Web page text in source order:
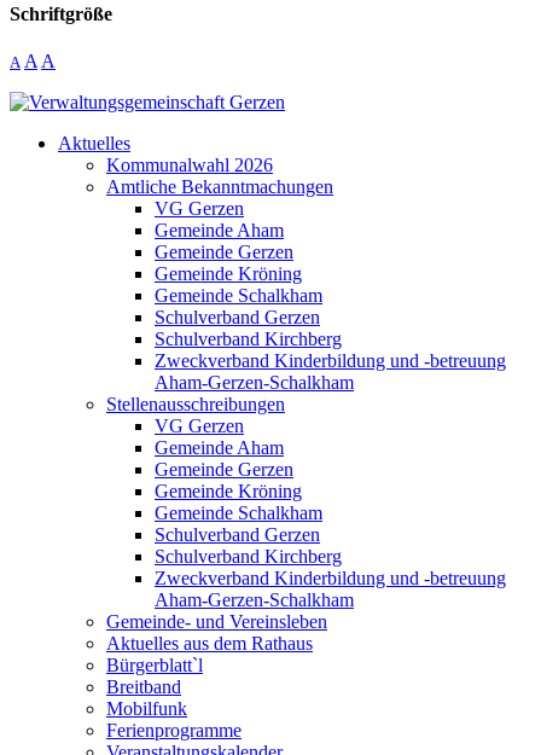
Schriftgröße
A A A
Aktuelles
Kommunalwahl 2026
Amtliche Bekanntmachungen
VG Gerzen
Gemeinde Aham
Gemeinde Gerzen
Gemeinde Kröning
Gemeinde Schalkham
Schulverband Gerzen
Schulverband Kirchberg
Zweckverband Kinderbildung und -betreuung
Aham-Gerzen-Schalkham
Stellenausschreibungen
VG Gerzen
Gemeinde Aham
Gemeinde Gerzen
Gemeinde Kröning
Gemeinde Schalkham
Schulverband Gerzen
Schulverband Kirchberg
Zweckverband Kinderbildung und -betreuung
Aham-Gerzen-Schalkham
Gemeinde- und Vereinsleben
Aktuelles aus dem Rathaus
Bürgerblatt`l
Breitband
Mobilfunk
Ferienprogramme